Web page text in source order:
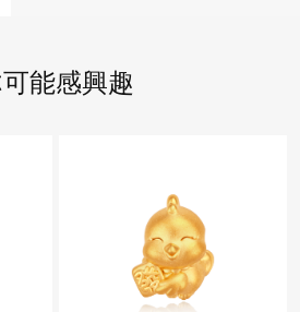
能感興趣